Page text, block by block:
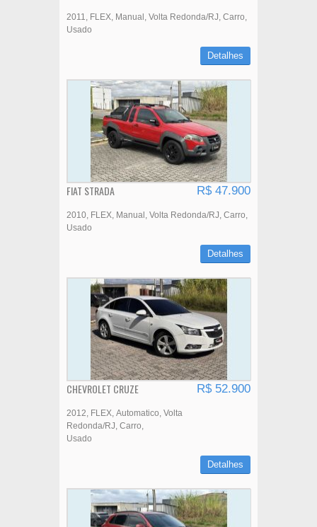
2011 FLEX Manual Volta Redonda/RJ Carro
Usado
Detalhes
FIAT STRADA R$ 47.900
2010 FLEX Manual Volta Redonda/RJ Carro
Usado
Detalhes
CHEVROLET CRUZE R$ 52.900
2012 FLEX Automatico Volta
Redonda/RJ Carro
Usado
Detalhes